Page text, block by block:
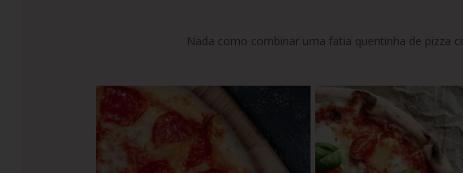
Nada como combinar uma fatia quentinha de pizza